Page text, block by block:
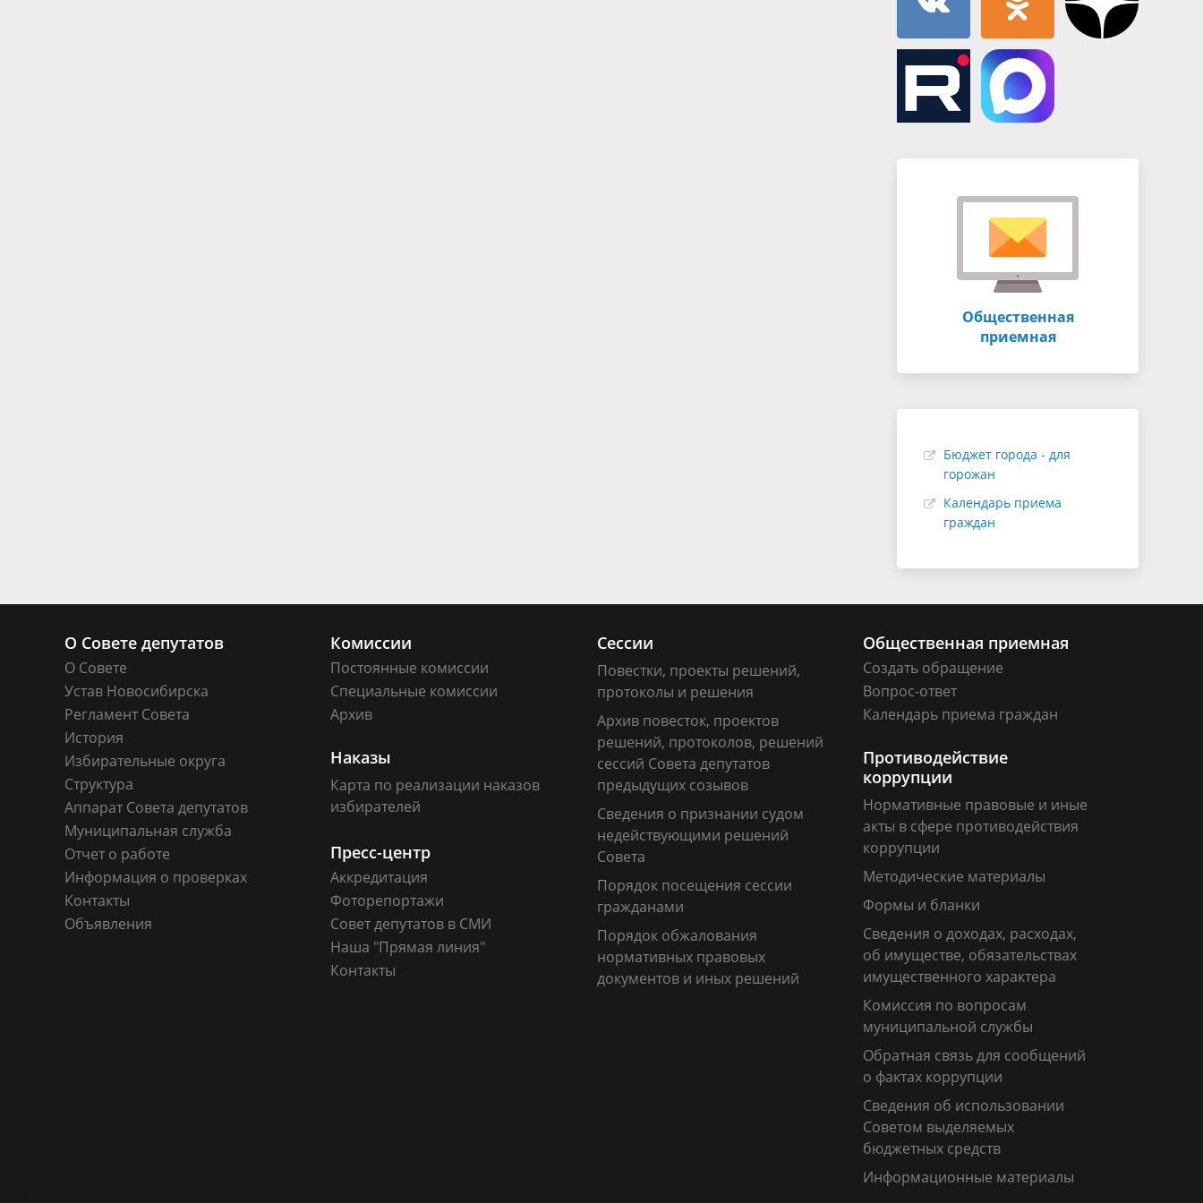
Общественная
приемная
Бюджет города - для
горожан
Календарь приема
граждан
О Совете депутатов
О Совете
Устав Новосибирска
Регламент Совета
История
Избирательные округа
Структура
Аппарат Совета депутатов
Муниципальная служба
Отчет о работе
Информация о проверках
Контакты
Объявления
Комиссии
Постоянные комиссии
Специальные комиссии
Архив
Сессии
Повестки, проекты решений,
протоколы и решения
Архив повесток, проектов
решений, протоколов, решений
сессий Совета депутатов
предыдущих созывов
Сведения о признании судом
недействующими решений
Совета
Порядок посещения сессии
гражданами
Порядок обжалования
нормативных правовых
документов и иных решений
Общественная приемная
Создать обращение
Вопрос-ответ
Календарь приема граждан
Наказы
Карта по реализации наказов
избирателей
Противодействие
коррупции
Нормативные правовые и иные
акты в сфере противодействия
коррупции
Методические материалы
Формы и бланки
Сведения о доходах, расходах,
об имуществе, обязательствах
имущественного характера
Комиссия по вопросам
муниципальной службы
Обратная связь для сообщений
о фактах коррупции
Сведения об использовании
Советом выделяемых
бюджетных средств
Информационные материалы
Пресс-центр
Аккредитация
Фоторепортажи
Совет депутатов в СМИ
Наша "Прямая линия"
Контакты